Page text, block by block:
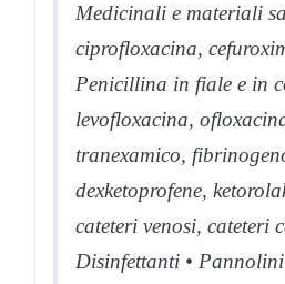
Medicinali e materiali
ciprofloxacina,
Penicillina in fiale e in
levofloxacina,
tranexamico,
dexketoprofene,
cateteri venosi, cateteri
Disinfettanti •